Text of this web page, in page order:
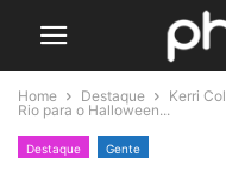
Home Destaque
Kerri
Rio para o Halloween...
Destaque Gente